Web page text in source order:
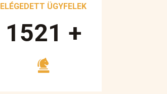
ELÉGEDETT ÜGYFELEK
1700 +